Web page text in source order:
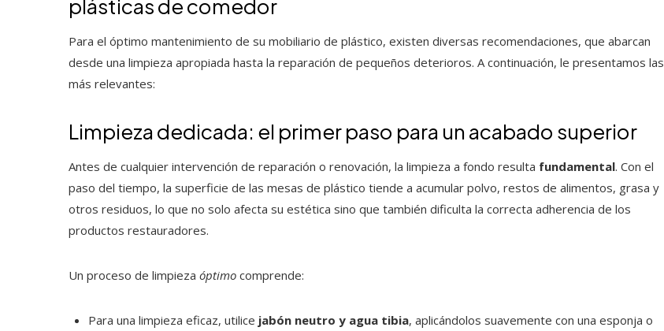
plásticas de comedor
Para el óptimo mantenimiento de su mobiliario de plástico, existen diversas recomendaciones, que abarcan
desde una limpieza apropiada hasta la reparación de pequeños deterioros. A continuación, le presentamos las
más relevantes:
Limpieza dedicada: el primer paso para un acabado superior
Antes de cualquier intervención de reparación o renovación, la limpieza a fondo resulta fundamental. Con el
paso del tiempo, la superficie de las mesas de plástico tiende a acumular polvo, restos de alimentos, grasa y
otros residuos, lo que no solo afecta su estética sino que también dificulta la correcta adherencia de los
productos restauradores.
Un proceso de limpieza óptimo comprende:
Para una limpieza eficaz, utilice jabón neutro y agua tibia, aplicándolos suavemente con una esponja o